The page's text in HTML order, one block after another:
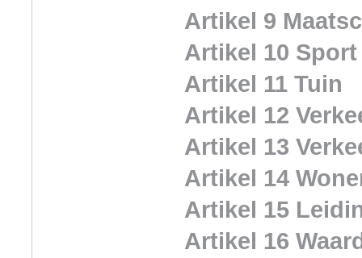
Artikel 9
Artikel 10 Sport
Artikel 11 Tuin
Artikel 12
Artikel 13
Artikel 14
Artikel 15
Artikel 16